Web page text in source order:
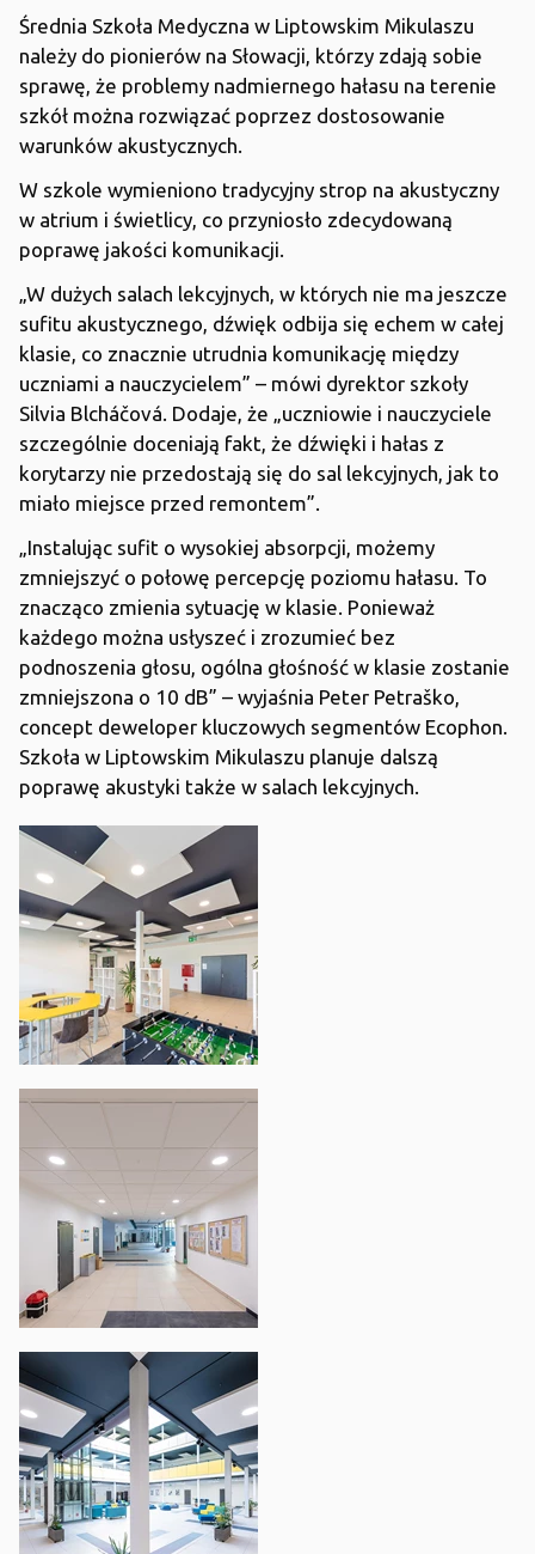
Średnia Szkoła Medyczna w Liptowskim Mikulaszu
należy do pionierów na Słowacji, którzy zdają sobie
sprawę, że problemy nadmiernego hałasu na terenie
szkół można rozwiązać poprzez dostosowanie
warunków akustycznych.
W szkole wymieniono tradycyjny strop na akustyczny
w atrium i świetlicy, co przyniosło zdecydowaną
poprawę jakości komunikacji.
„W dużych salach lekcyjnych, w których nie ma jeszcze
sufitu akustycznego, dźwięk odbija się echem w całej
klasie, co znacznie utrudnia komunikację między
uczniami a nauczycielem” – mówi dyrektor szkoły
Silvia Blcháčová. Dodaje, że „uczniowie i nauczyciele
szczególnie doceniają fakt, że dźwięki i hałas z
korytarzy nie przedostają się do sal lekcyjnych, jak to
miało miejsce przed remontem”.
„Instalując sufit o wysokiej absorpcji, możemy
zmniejszyć o połowę percepcję poziomu hałasu. To
znacząco zmienia sytuację w klasie. Ponieważ
każdego można usłyszeć i zrozumieć bez
podnoszenia głosu, ogólna głośność w klasie zostanie
zmniejszona o 10 dB” – wyjaśnia Peter Petraško,
concept deweloper kluczowych segmentów Ecophon.
Szkoła w Liptowskim Mikulaszu planuje dalszą
poprawę akustyki także w salach lekcyjnych.